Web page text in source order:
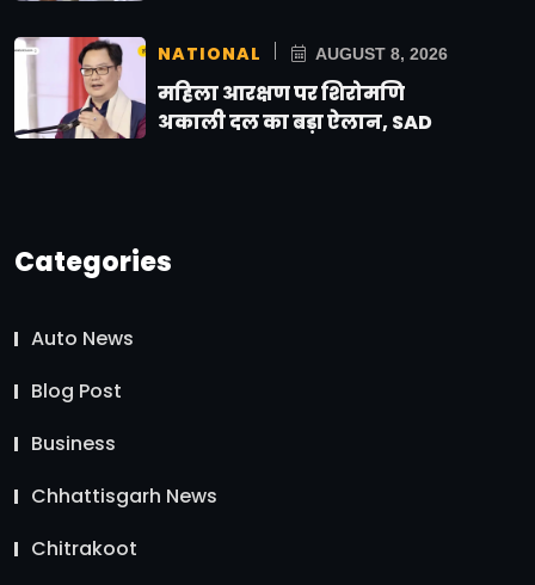
NATIONAL AUGUST 8, 2026
महिला आरक्षण पर शिरोमणि
अकाली दल का बड़ा ऐलान, SAD
Categories
Auto News
Blog Post
Business
Chhattisgarh News
Chitrakoot